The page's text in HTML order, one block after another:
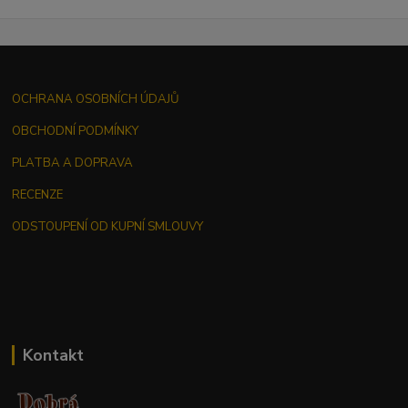
OCHRANA OSOBNÍCH ÚDAJŮ
OBCHODNÍ PODMÍNKY
PLATBA A DOPRAVA
RECENZE
ODSTOUPENÍ OD KUPNÍ SMLOUVY
Kontakt